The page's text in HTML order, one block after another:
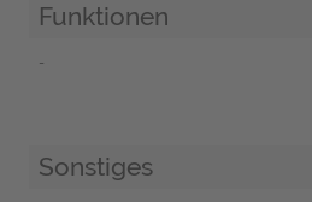
Funktionen
-
Sonstiges